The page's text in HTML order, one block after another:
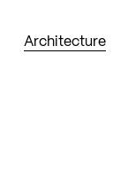
Architecture